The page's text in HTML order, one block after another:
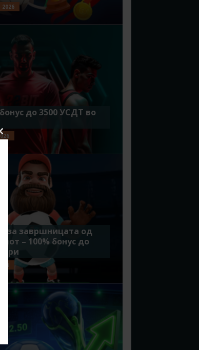
до 3500 УСДТ во
за завршницата од
– 100% бонус до
Close
module